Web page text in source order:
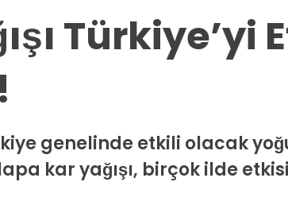
Türkiye’yi
genelinde etkili olacak
kar yağışı, birçok ilde